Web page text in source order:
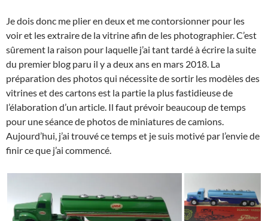
Je dois donc me plier en deux et me contorsionner pour les
voir et les extraire de la vitrine afin de les photographier. C’est
sûrement la raison pour laquelle j’ai tant tardé à écrire la suite
du premier blog paru il y a deux ans en mars 2018. La
préparation des photos qui nécessite de sortir les modèles des
vitrines et des cartons est la partie la plus fastidieuse de
l’élaboration d’un article. Il faut prévoir beaucoup de temps
pour une séance de photos de miniatures de camions.
Aujourd’hui, j’ai trouvé ce temps et je suis motivé par l’envie de
finir ce que j’ai commencé.